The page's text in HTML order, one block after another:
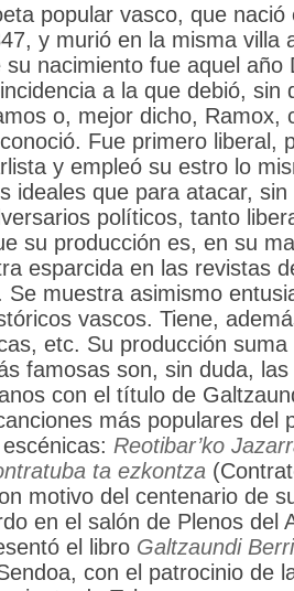
popular vasco, que nació
y murió en la misma villa
su nacimiento fue aquel año
a la que debió, sin
o, mejor dicho, Ramox,
Fue primero liberal,
y empleó su estro lo
ideales que para atacar,
políticos, tanto
su producción es, en su
esparcida en las revistas
Se muestra asimismo
vascos. Tiene,
etc. Su producción
famosas son, sin duda,
con el título de
más populares del
Reotibar’ko
ta ezkontza
motivo del centenario de
en el salón de Plenos del
el libro Galtzaundi
con el patrocinio de